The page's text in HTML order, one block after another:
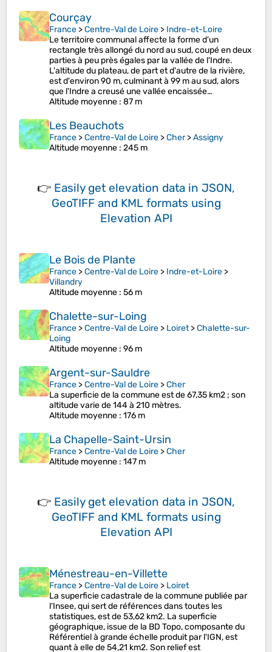
Courçay
France >Centre-Val de Loire > Indre-et-Loire
Le territoire communal affecte la forme d'un
rectangle très allongé du nord au sud, coupé en deux
parties à peu près égales par la vallée de l'Indre.
L'altitude du plateau, de part et d'autre de la rivière,
est d'environ 90 m, culminant à 99 m au sud, alors
que l'Indre a creusé une vallée encaissée…
Altitude moyenne : 87 m
Les Beauchots
France >Centre-Val de Loire >Cher>Assigny
Altitude moyenne : 245 m
👉 Easily get elevation data in JSON,
GeoTIFF and KML formats using
Elevation API
Le Bois de Plante
France >Centre-Val de Loire > Indre-et-Loire >
Villandry
Altitude moyenne : 56 m
Chalette-sur-Loing
France >Centre-Val de Loire > Loiret>Chalette-sur-
Loing
Altitude moyenne : 96 m
Argent-sur-Sauldre
France >Centre-Val de Loire >Cher
La superficie de la commune est de 67,35 km2 ; son
altitude varie de 144 à 210 mètres.
Altitude moyenne : 176 m
La Chapelle-Saint-Ursin
France >Centre-Val de Loire >Cher
Altitude moyenne : 147 m
👉 Easily get elevation data in JSON,
GeoTIFF and KML formats using
Elevation API
Ménestreau-en-Villette
France >Centre-Val de Loire > Loiret
La superficie cadastrale de la commune publiée par
l’Insee, qui sert de références dans toutes les
statistiques, est de 53,62 km2. La superficie
géographique, issue de la BD Topo, composante du
Référentiel à grande échelle produit par l'IGN, est
quant à elle de 54,21 km2. Son relief est